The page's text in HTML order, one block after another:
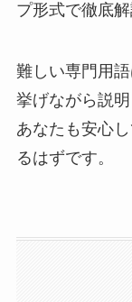
プ形式で徹底解
難しい専門用
挙げながら説
あなたも安心
るはずです。